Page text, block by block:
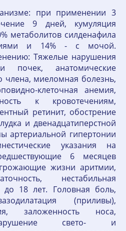
при применении 3
9 дней, кумуляция
метаболитов силденафила
и 14% - с мочой.
Тяжелые нарушения
анатомические
члена, миеломная болезнь,
клеточная анемия,
к кровотечениям,
ретинит, обострение
и двенадцатиперстной
артериальной гипертонии
указания на
6 месяцев
жизни аритмии,
нестабильная
до 18 лет. Головная боль,
(приливы),
заложенность носа,
свето- и